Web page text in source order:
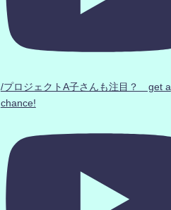
/プロジェクトA子さんも注目？ get a
chance!